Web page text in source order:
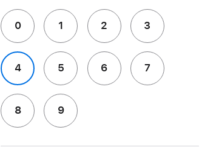
0 1 2 3
4 5 6 7
8 9